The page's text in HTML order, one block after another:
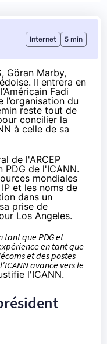
Internet 5 min
Göran Marby,
Il entrera en
Fadi
l’organisation du
reste tout de
concilier la
à celle de sa
de l'ARCEP
PDG de l'ICANN.
mondiales
et les noms de
dans un
prise de
Los Angeles.
tant que PDG et
en tant que
et des postes
avance vers le
l'ICANN.